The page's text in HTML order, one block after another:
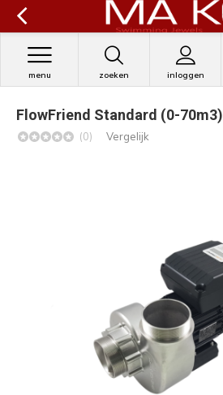
zoeken inloggen
menu
FlowFriend Standard (0-70m3)
(0) Vergelijk